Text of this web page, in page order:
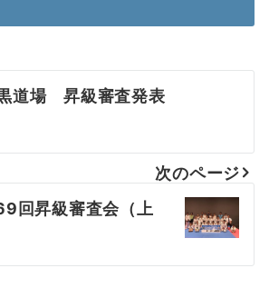
道場 昇級審査発表
次のページ
回昇級審査会（上